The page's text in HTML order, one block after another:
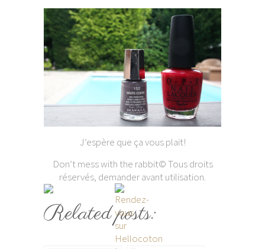
J’espère que ça vous plait!
Don’t mess with the rabbit© Tous droits
réservés, demander avant utilisation.
Related posts: